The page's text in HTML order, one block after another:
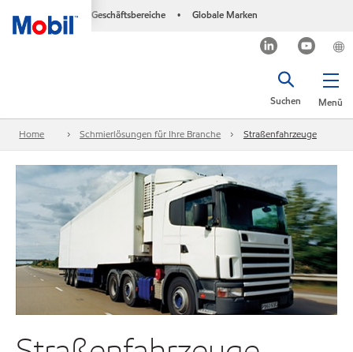
Geschäftsbereiche • Globale Marken
Menü
Suchen
Home Schmierlösungen für Ihre Branche Straßenfahrzeuge